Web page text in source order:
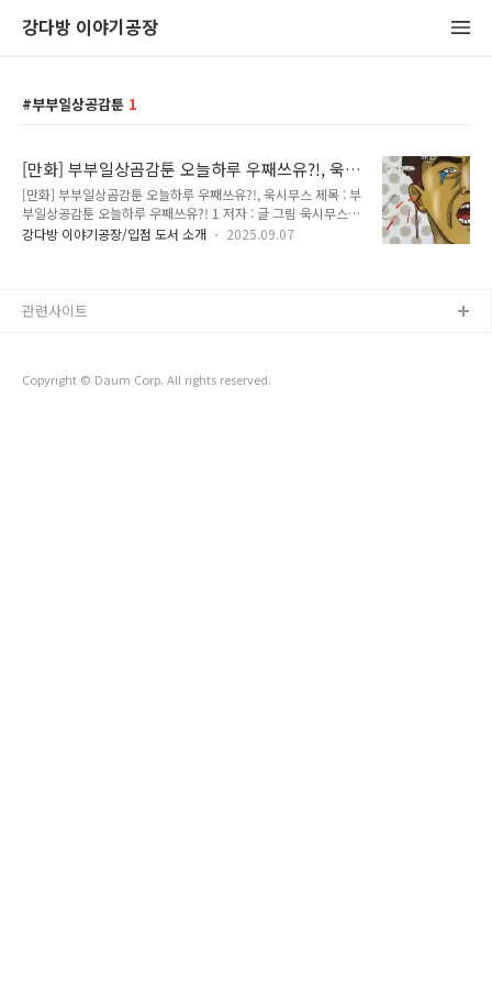
강다방 이야기공장
부부일상공감툰 1
[만화] 부부일상곰감툰 오늘하루 우째쓰유?!, 욱
시무스
[만화] 부부일상곰감툰 오늘하루 우째쓰유?!, 욱시무스 제목 : 부
부일상공감툰 오늘하루 우째쓰유?! 1 저자 : 글 그림 욱시무스
펴낸곳 : 하늘세상제본 형식 : 종이책 - 무선제본쪽수 : 211쪽크
역 전문 편집샵 🌊지역의 이야기를 발굴하고, 지역과 여행자를
https://smartstore..
강다방 이야기공장/입점 도서 소개 2025.09.07
Copyright © Daum Corp. All rights reserved.
관련사이트